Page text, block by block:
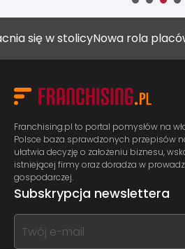
w stolicyNowa rola placówek
Franchising.pl to portal pomysłów na
Polsce baza sprawdzonych przepisów
ułatwia decyzję o założeniu biznesu,
istniejącej firmy oraz doradza w
gospodarczej.
Subskrypcja newslettera
If
you